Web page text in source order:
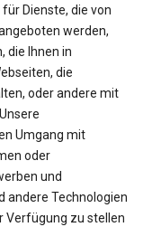
Dienste, die von
werden,
die Ihnen in
die
oder andere mit
Umgang mit
oder
und
andere Technologien
Verfügung zu stellen